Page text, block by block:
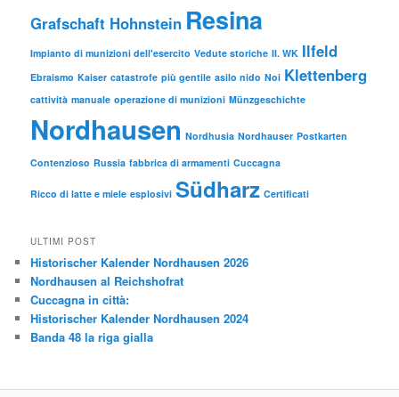
Grafschaft Hohnstein Resina
Impianto di munizioni dell'esercito Vedute storiche II. WK Ilfeld
Ebraismo Kaiser catastrofe più gentile asilo nido Noi Klettenberg
cattività manuale operazione di munizioni Münzgeschichte
Nordhausen Nordhusia Nordhauser Postkarten
Contenzioso Russia fabbrica di armamenti Cuccagna
Ricco di latte e miele esplosivi Südharz Certificati
ULTIMI POST
Historischer Kalender Nordhausen 2026
Nordhausen al Reichshofrat
Cuccagna in città:
Historischer Kalender Nordhausen 2024
Banda 48 la riga gialla